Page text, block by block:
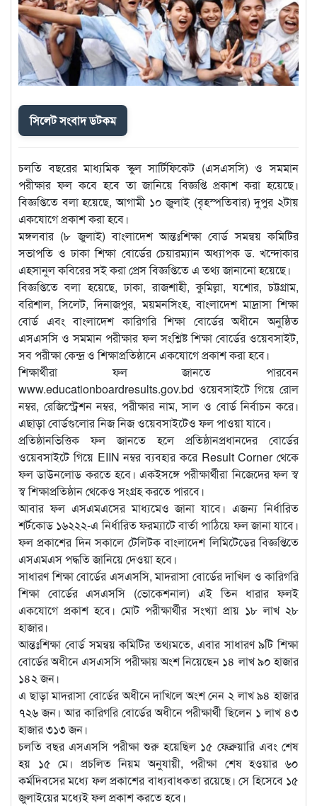
সিলেট সংবাদ ডটকম
চলতি বছরের মাধ্যমিক স্কুল সার্টিফিকেট (এসএসসি) ও সমমান
পরীক্ষার ফল কবে হবে তা জানিয়ে বিজ্ঞপ্তি প্রকাশ করা হয়েছে।
বিজ্ঞপ্তিতে বলা হয়েছে, আগামী ১০ জুলাই (বৃহস্পতিবার) দুপুর ২টায়
একযোগে প্রকাশ করা হবে।
মঙ্গলবার (৮ জুলাই) বাংলাদেশ আন্তঃশিক্ষা বোর্ড সমন্বয় কমিটির
সভাপতি ও ঢাকা শিক্ষা বোর্ডের চেয়ারম্যান অধ্যাপক ড. খন্দোকার
এহসানুল কবিরের সই করা প্রেস বিজ্ঞপ্তিতে এ তথ্য জানানো হয়েছে।
বিজ্ঞপ্তিতে বলা হয়েছে, ঢাকা, রাজশাহী, কুমিল্লা, যশোর, চট্টগ্রাম,
বরিশাল, সিলেট, দিনাজপুর, ময়মনসিংহ, বাংলাদেশ মাদ্রাসা শিক্ষা
বোর্ড এবং বাংলাদেশ কারিগরি শিক্ষা বোর্ডের অধীনে অনুষ্ঠিত
এসএসসি ও সমমান পরীক্ষার ফল সংশ্লিষ্ট শিক্ষা বোর্ডের ওয়েবসাইট,
সব পরীক্ষা কেন্দ্র ও শিক্ষাপ্রতিষ্ঠানে একযোগে প্রকাশ করা হবে।
শিক্ষার্থীরা ফল জানতে পারবেন
www.educationboardresults.gov.bd ওয়েবসাইটে গিয়ে রোল
নম্বর, রেজিস্ট্রেশন নম্বর, পরীক্ষার নাম, সাল ও বোর্ড নির্বাচন করে।
এছাড়া বোর্ডগুলোর নিজ নিজ ওয়েবসাইটেও ফল পাওয়া যাবে।
প্রতিষ্ঠানভিত্তিক ফল জানতে হলে প্রতিষ্ঠানপ্রধানদের বোর্ডের
ওয়েবসাইটে গিয়ে EIIN নম্বর ব্যবহার করে Result Corner থেকে
ফল ডাউনলোড করতে হবে। একইসঙ্গে পরীক্ষার্থীরা নিজেদের ফল স্ব
স্ব শিক্ষাপ্রতিষ্ঠান থেকেও সংগ্রহ করতে পারবে।
আবার ফল এসএমএসের মাধ্যমেও জানা যাবে। এজন্য নির্ধারিত
শর্টকোড ১৬২২২-এ নির্ধারিত ফরম্যাটে বার্তা পাঠিয়ে ফল জানা যাবে।
ফল প্রকাশের দিন সকালে টেলিটক বাংলাদেশ লিমিটেডের বিজ্ঞপ্তিতে
এসএমএস পদ্ধতি জানিয়ে দেওয়া হবে।
সাধারণ শিক্ষা বোর্ডের এসএসসি, মাদরাসা বোর্ডের দাখিল ও কারিগরি
শিক্ষা বোর্ডের এসএসসি (ভোকেশনাল) এই তিন ধারার ফলই
একযোগে প্রকাশ হবে। মোট পরীক্ষার্থীর সংখ্যা প্রায় ১৮ লাখ ২৮
হাজার।
আন্তঃশিক্ষা বোর্ড সমন্বয় কমিটির তথ্যমতে, এবার সাধারণ ৯টি শিক্ষা
বোর্ডের অধীনে এসএসসি পরীক্ষায় অংশ নিয়েছেন ১৪ লাখ ৯০ হাজার
১৪২ জন।
এ ছাড়া মাদরাসা বোর্ডের অধীনে দাখিলে অংশ নেন ২ লাখ ৯৪ হাজার
৭২৬ জন। আর কারিগরি বোর্ডের অধীনে পরীক্ষার্থী ছিলেন ১ লাখ ৪৩
হাজার ৩১৩ জন।
চলতি বছর এসএসসি পরীক্ষা শুরু হয়েছিল ১৫ ফেব্রুয়ারি এবং শেষ
হয় ১৫ মে। প্রচলিত নিয়ম অনুযায়ী, পরীক্ষা শেষ হওয়ার ৬০
কর্মদিবসের মধ্যে ফল প্রকাশের বাধ্যবাধকতা রয়েছে। সে হিসেবে ১৫
জুলাইয়ের মধ্যেই ফল প্রকাশ করতে হবে।